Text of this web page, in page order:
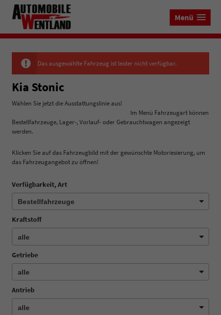
Menü
Das ausgewählte Fahrzeug ist leider nicht verfügbar.
Kia Stonic
Wählen Sie jetzt die Ausstattungslinie aus!
Im Menü Fahrzeugart können
Bestellfahrzeuge, Lager-, Vorlauf- oder Gebrauchtwagen angezeigt
werden.
Klicken Sie auf das Fahrzeugbild mit der gewünschte Motoriesierung, um
das Fahrzeugangebot zu öffnen!
Verfügbarkeit, Art
Kraftstoff
Getriebe
Antrieb